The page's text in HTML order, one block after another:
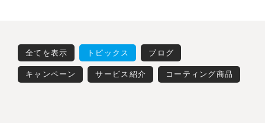
全てを表示 トピックス ブログ
キャンペーン サービス紹介 コーティング商品